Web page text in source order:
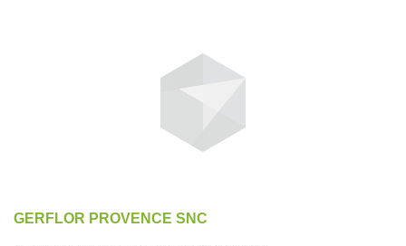
GERFLOR PROVENCE SNC